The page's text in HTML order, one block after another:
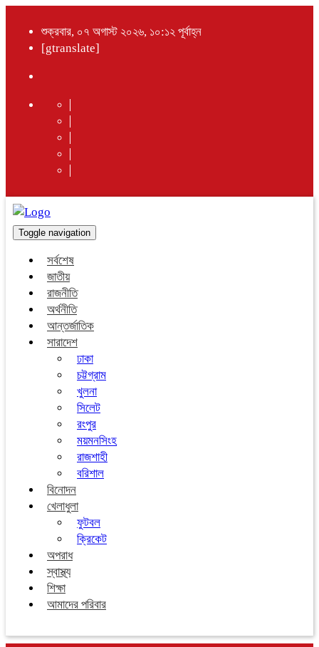
শুক্রবার, ০৭ অগাস্ট ২০২৬, ১০:১২ পূর্বাহ্ন
[gtranslate]
Toggle navigation
সর্বশেষ
জাতীয়
রাজনীতি
অর্থনীতি
আন্তর্জাতিক
সারাদেশ
ঢাকা
চট্টগ্রাম
খুলনা
সিলেট
রংপুর
ময়মনসিংহ
রাজশাহী
বরিশাল
বিনোদন
খেলাধুলা
ফুটবল
ক্রিকেট
অপরাধ
স্বাস্থ্য
শিক্ষা
আমাদের পরিবার